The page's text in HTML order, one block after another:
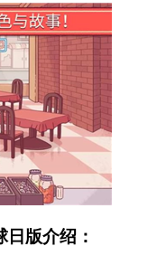
版介绍：